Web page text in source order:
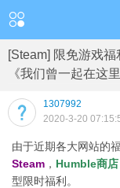
[Steam] 限免游戏
《我们曾一起在这
1307992
2020-3-20
由于近期各大网站的
Steam ， Humble商店
型限时福利。